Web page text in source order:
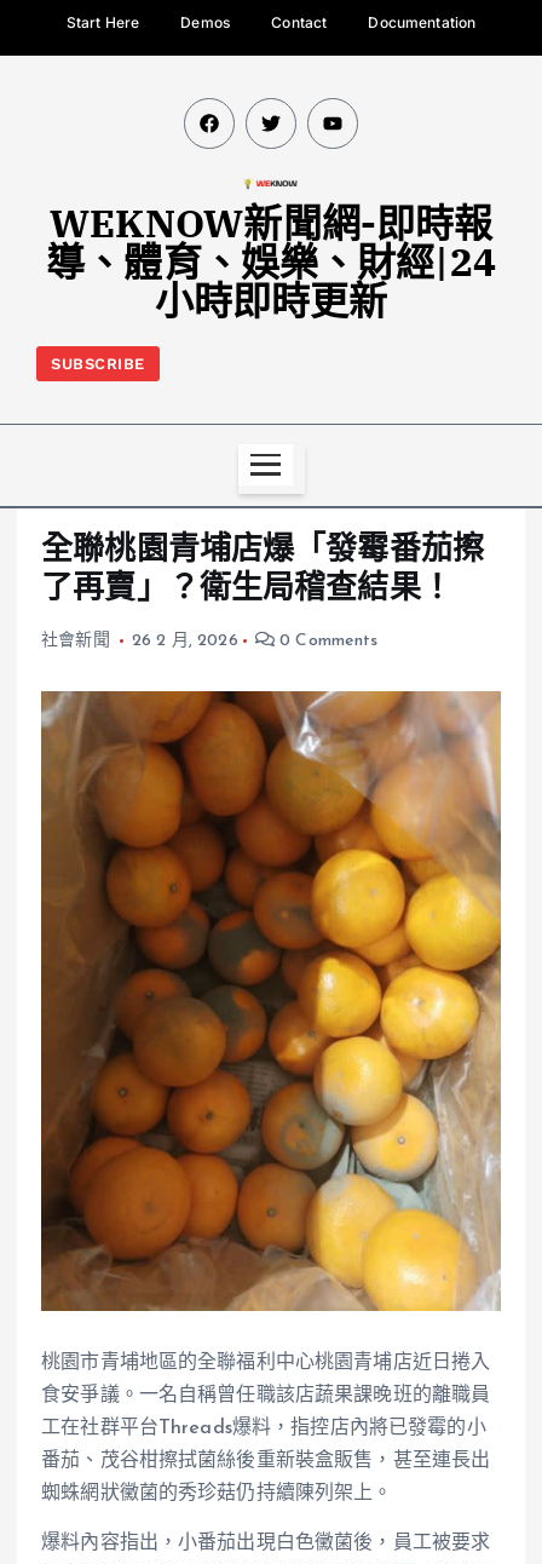
Start Here Demos Contact Documentation
WEKNOW新聞網-即時報
導、體育、娛樂、財經|24
小時即時更新
SUBSCRIBE
全聯桃園青埔店爆「發霉番茄擦
了再賣」？衛生局稽查結果！
社會新聞 26 2 月, 2026 0 Comments
桃園市青埔地區的全聯福利中心桃園青埔店近日捲入
食安爭議。一名自稱曾任職該店蔬果課晚班的離職員
工在社群平台Threads爆料，指控店內將已發霉的小
番茄、茂谷柑擦拭菌絲後重新裝盒販售，甚至連長出
蜘蛛網狀黴菌的秀珍菇仍持續陳列架上。
爆料內容指出，小番茄出現白色黴菌後，員工被要求